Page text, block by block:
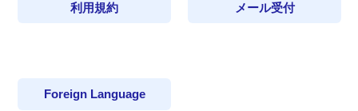
利用規約 メール受付
Foreign Language